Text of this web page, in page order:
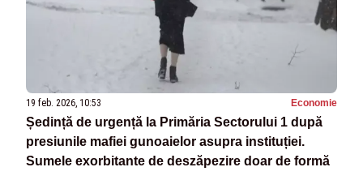
19 feb. 2026, 10:53 Economie
Ședință de urgență la Primăria Sectorului 1 după
presiunile mafiei gunoaielor asupra instituției.
Sumele exorbitante de deszăpezire doar de formă